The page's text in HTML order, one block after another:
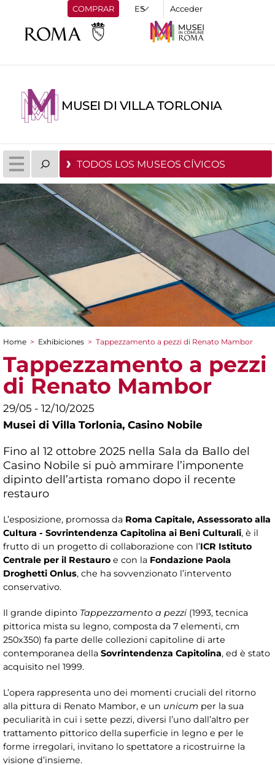
COMPRAR Acceder
MUSEI DI VILLA TORLONIA
TODOS LOS MUSEOS CÍVICOS
You are here
Home > Exhibiciones > Tappezzamento a pezzi di Renato Mambor
Tappezzamento a pezzi
di Renato Mambor
29/05 - 12/10/2025
Musei di Villa Torlonia, Casino Nobile
Fino al 12 ottobre 2025 nella Sala da Ballo del
Casino Nobile si può ammirare l’imponente
dipinto dell’artista romano dopo il recente
restauro
L’esposizione, promossa da Roma Capitale, Assessorato alla
Cultura - Sovrintendenza Capitolina ai Beni Culturali, è il
frutto di un progetto di collaborazione con l’ICR Istituto
Centrale per il Restauro e con la Fondazione Paola
Droghetti Onlus, che ha sovvenzionato l’intervento
conservativo.
Il grande dipinto Tappezzamento a pezzi (1993, tecnica
pittorica mista su legno, composta da 7 elementi, cm
250x350) fa parte delle collezioni capitoline di arte
contemporanea della Sovrintendenza Capitolina, ed è stato
acquisito nel 1999.
L’opera rappresenta uno dei momenti cruciali del ritorno
alla pittura di Renato Mambor, e un unicum per la sua
peculiarità in cui i sette pezzi, diversi l’uno dall’altro per
trattamento pittorico della superficie in legno e per le
forme irregolari, invitano lo spettatore a ricostruirne la
visione d’insieme.